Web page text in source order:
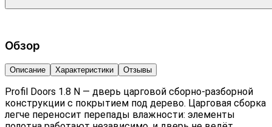
Обзор
Описание Характеристики Отзывы
Profil Doors 1.8 N — дверь царговой сборно-разборной
конструкции с покрытием под дерево. Царговая сборка
легче переносит перепады влажности: элементы